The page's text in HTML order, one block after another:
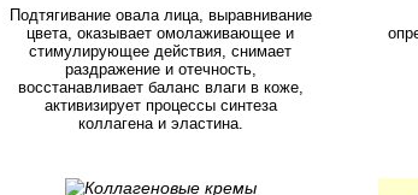
Подтягивание овала лица, выравнивание
цвета, оказывает омолаживающее и
стимулирующее действия, снимает
раздражение и отечность,
восстанавливает баланс влаги в коже,
активизирует процессы синтеза
коллагена и эластина.